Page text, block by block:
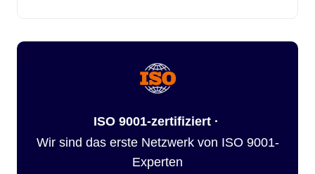
ISO 9001-zertifiziert ·
Wir sind das erste Netzwerk von ISO 9001-
Experten